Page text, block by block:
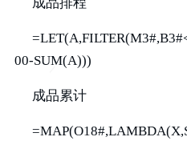
00-SUM(A)))
成品累计